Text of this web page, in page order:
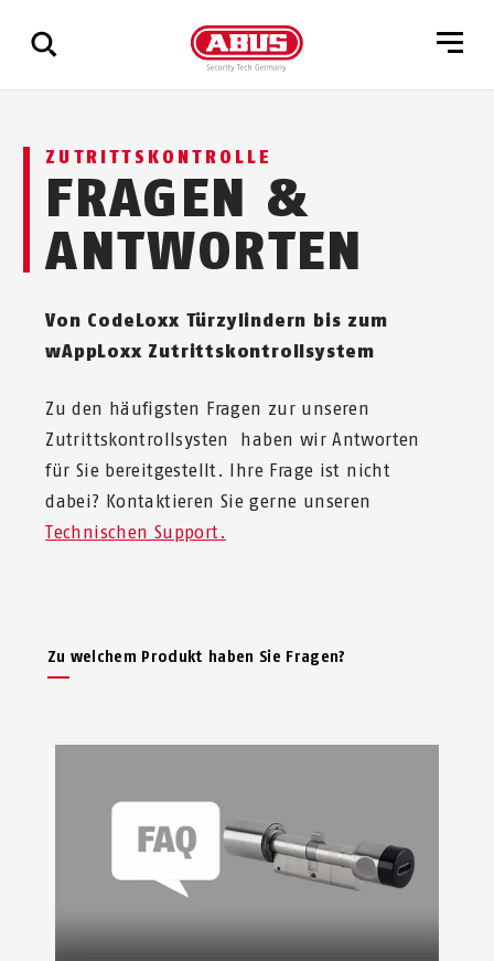
alle
Ergebnisse
ZUTRITTSKONTROLLE
FRAGEN &
ANTWORTEN
Von CodeLoxx Türzylindern bis zum
wAppLoxx Zutrittskontrollsystem
Zu den häufigsten Fragen zur unseren
Zutrittskontrollsysten haben wir Antworten
für Sie bereitgestellt. Ihre Frage ist nicht
dabei? Kontaktieren Sie gerne unseren
Technischen Support.
Zu welchem Produkt haben Sie Fragen?